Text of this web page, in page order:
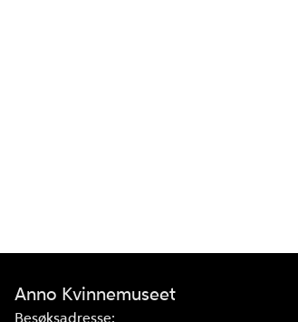
Anno Kvinnemuseet